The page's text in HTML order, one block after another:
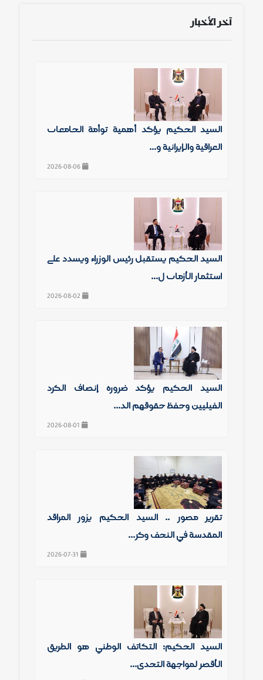
آخر الأخبار
السيد الحكيم يؤكد أهمية توأمة الجامعات
العراقية والإيرانية و...
2026-08-06
السيد الحكيم يستقبل رئيس الوزراء ويشدد على
استثمار الأزمات ل...
السيد الحكيم يؤكد ضرورة إنصاف الكرد
الفيليين وحفظ حقوقهم الد...
تقرير مصور .. السيد الحكيم يزور المراقد
المقدسة في النجف وكر...
السيد الحكيم: التكاتف الوطني هو الطريق
الأقصر لمواجهة التحدي...